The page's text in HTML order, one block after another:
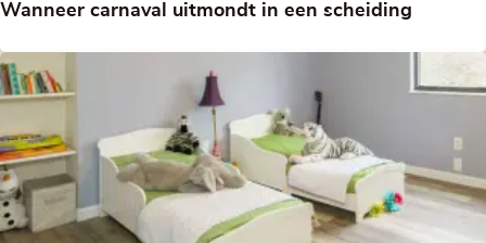
Wanneer carnaval uitmondt in een scheiding